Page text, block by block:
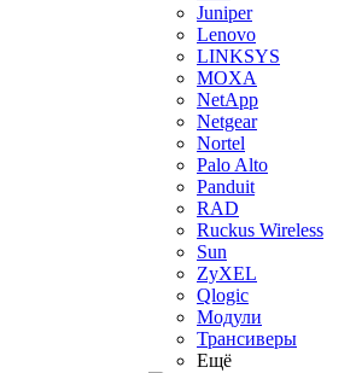
Juniper
Lenovo
LINKSYS
MOXA
NetApp
Netgear
Nortel
Palo Alto
Panduit
RAD
Ruckus Wireless
Sun
ZyXEL
Qlogic
Модули
Трансиверы
Ещё